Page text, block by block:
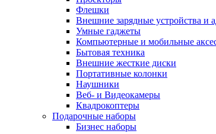
Флешки
Внешние зарядные устройства и
Умные гаджеты
Компьютерные и мобильные
Бытовая техника
Внешние жесткие диски
Портативные колонки
Наушники
Веб- и Видеокамеры
Квадрокоптеры
Подарочные наборы
Бизнес наборы